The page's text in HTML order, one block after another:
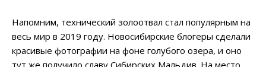
Напомним, технический золоотвал стал популярным на
весь мир в 2019 году. Новосибирские блогеры сделали
красивые фотографии на фоне голубого озера, и оно